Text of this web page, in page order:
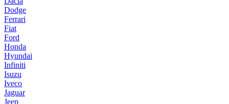
Dodge
Ferrari
Fiat
Ford
Honda
Hyundai
Infiniti
Isuzu
Iveco
Jaguar
Jeep